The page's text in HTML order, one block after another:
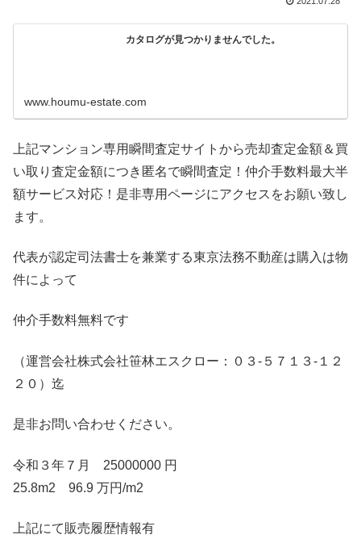
カタログが見つかりませんでした。
www.houmu-estate.com
上記マンション専用瞬間査定サイトから売却査定金額＆買
い取り査定金額につき匿名で瞬間査定！仲介手数料最大半
額サービス対応！是非専用ページにアクセスをお願い致し
ます。
代表が認定司法書士を兼業する東京法務不動産は購入は物
件によって
仲介手数料無料です
（運営会社株式会社笹林エスクロー：０３-５７１３-１２
２０）迄
是非お問い合わせください。
令和３年７月 25000000 円
25.8m2 96.9 万円/m2
上記にて販売履歴情報有